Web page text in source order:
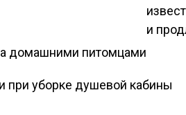
домашними питомцами
и